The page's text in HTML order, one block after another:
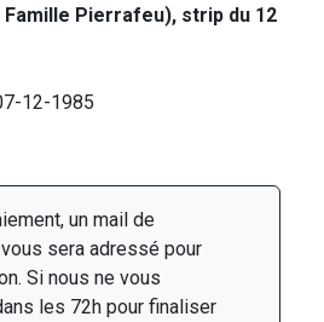
Pierrafeu), strip du 12
12-1985
un mail de
sera adressé pour
Si nous ne vous
les 72h pour finaliser